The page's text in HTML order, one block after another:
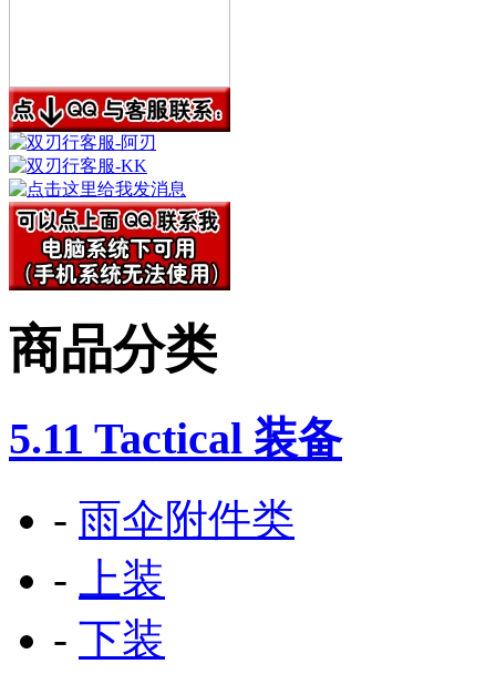
商品分类
5.11 Tactical 装备
- 雨伞附件类
-
上装
- 下装